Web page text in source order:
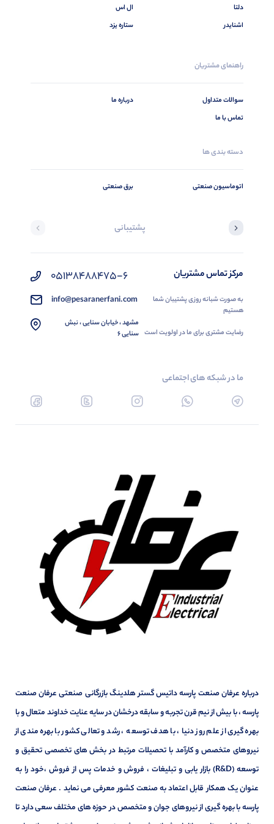
دلتا
اشنایدر
ال اس
ستاره یزد
راهنمای مشتریان
سوالات متداول
تماس با ما
درباره ما
دسته بندی ها
اتوماسیون صنعتی برق صنعتی
پشتیبانی
مرکز تماس مشتریان
به صورت شبانه روزی پشتیبان شما
هستیم
رضایت مشتری برای ما در اولویت است
05138488475-6
info@pesaranerfani.com
مشهد ، خیابان سنایی ، نبش
سنایی 6
ما در شبکه های اجتماعی
درباره عرفان صنعت پارسه داتیس گستر هلدینگ بازرگانی صنعتی عرفان صنعت
پارسه ، با بیش از نیم قرن تجربه و سابقه درخشان در سایه عنایت خداوند متعال و با
بهره گیری از علم روز دنیا ، با هدف توسعه ، رشد و تعالی کشور با بهره مندی از
نیروهای متخصص و کارآمد با تحصیلات مرتبط در بخش های تخصصی تحقیق و
توسعه (R&D) بازار یابی و تبلیغات ، فروش و خدمات پس از فروش ،خود را به
عنوان یک همکار قابل اعتماد به صنعت کشور معرفی می نماید . عرفان صنعت
پارسه با بهره گیری از نیروهای جوان و متخصص در حوزه های مختلف سعی دارد تا